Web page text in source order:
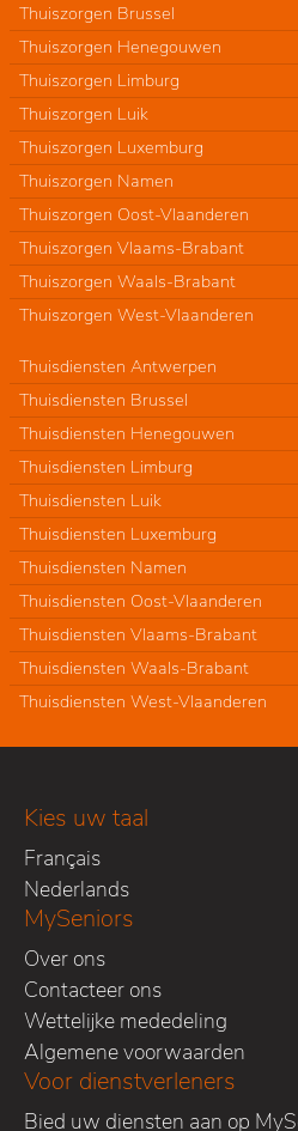
Thuiszorgen Brussel
Thuiszorgen Henegouwen
Thuiszorgen Limburg
Thuiszorgen Luik
Thuiszorgen Luxemburg
Thuiszorgen Namen
Thuiszorgen Oost-Vlaanderen
Thuiszorgen Vlaams-Brabant
Thuiszorgen Waals-Brabant
Thuiszorgen West-Vlaanderen
Thuisdiensten Antwerpen
Thuisdiensten Brussel
Thuisdiensten Henegouwen
Thuisdiensten Limburg
Thuisdiensten Luik
Thuisdiensten Luxemburg
Thuisdiensten Namen
Thuisdiensten Oost-Vlaanderen
Thuisdiensten Vlaams-Brabant
Thuisdiensten Waals-Brabant
Thuisdiensten West-Vlaanderen
Kies uw taal
Français
Nederlands
MySeniors
Over ons
Contacteer ons
Wettelijke mededeling
Algemene voorwaarden
Voor dienstverleners
Bied uw diensten aan op